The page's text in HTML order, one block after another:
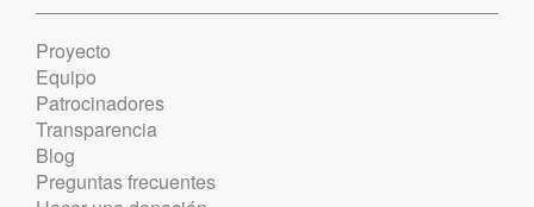
Proyecto
Equipo
Patrocinadores
Transparencia
Blog
Preguntas frecuentes